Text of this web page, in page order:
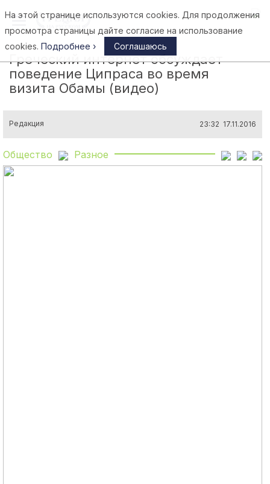
Афины
Греческий интернет обсуждает
поведение Ципраса во время
визита Обамы (видео)
Редакция 23:32 17.11.2016
Общество Разное
На этой странице используются cookies. Для продолжения
просмотра страницы дайте согласие на использование
cookies. Подробнее › Соглашаюсь